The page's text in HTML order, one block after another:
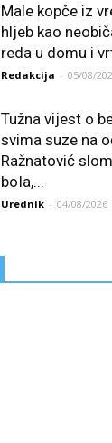
Male kopče iz
hljeb kao
reda u domu i
Redakcija - 05/08/
Tužna vijest o
svima suze na
Ražnatović
boIa,...
Urednik - 04/08/2026